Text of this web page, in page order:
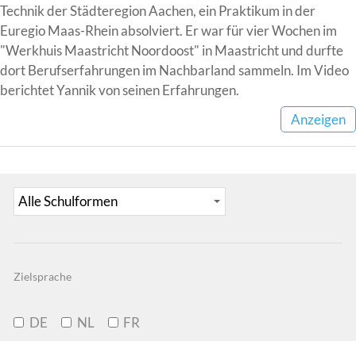
Technik der Städteregion Aachen, ein Praktikum in der
Euregio Maas-Rhein absolviert. Er war für vier Wochen im
"Werkhuis Maastricht Noordoost" in Maastricht und durfte
dort Berufserfahrungen im Nachbarland sammeln. Im Video
berichtet Yannik von seinen Erfahrungen.
Anzeigen
Zielsprache
DE NL FR